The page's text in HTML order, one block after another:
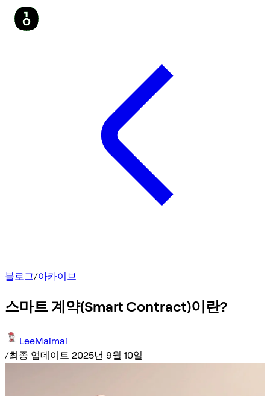
블로그/아카이브
스마트 계약(Smart Contract)이란?
LeeMaimai
/최종 업데이트 2025년 9월 10일